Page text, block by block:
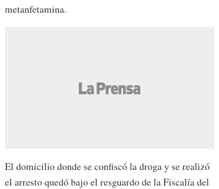
metanfetamina.
El domicilio donde se confiscó la droga y se realizó
el arresto quedó bajo el resguardo de la Fiscalía del